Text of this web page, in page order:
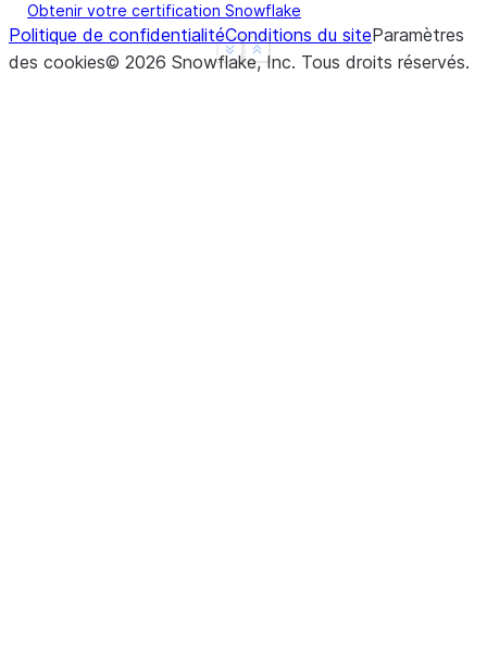
Show less
See more
Obtenir votre certification Snowflake
Politique de confidentialitéConditions du siteParamètres
des cookies© 2026 Snowflake, Inc. Tous droits réservés.